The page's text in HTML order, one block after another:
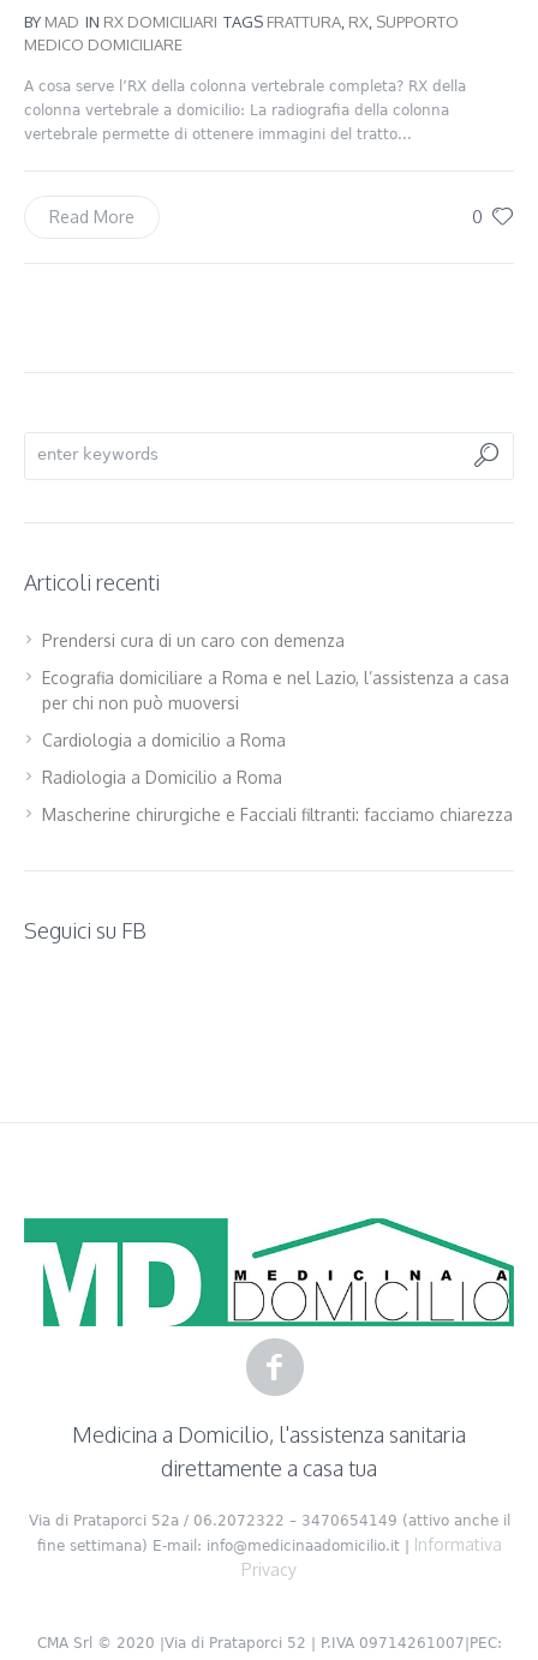
BY MAD IN RX DOMICILIARI TAGS FRATTURA RX SUPPORTO
MEDICO DOMICILIARE
A cosa serve l’RX della colonna vertebrale completa? RX della
colonna vertebrale a domicilio: La radiografia della colonna
vertebrale permette di ottenere immagini del tratto...
0
Read More
Articoli recenti
Prendersi cura di un caro con demenza
Ecografia domiciliare a Roma e nel Lazio, l’assistenza a casa
per chi non può muoversi
Cardiologia a domicilio a Roma
Radiologia a Domicilio a Roma
Mascherine chirurgiche e Facciali filtranti: facciamo chiarezza
Seguici su FB
Medicina a Domicilio, l'assistenza sanitaria
direttamente a casa tua
Via di Prataporci 52a / 06.2072322 – 3470654149 (attivo anche il
fine settimana) E-mail: info@medicinaadomicilio.it |
Informativa
Privacy
CMA Srl © 2020 |Via di Prataporci 52 | P.IVA 09714261007|PEC: